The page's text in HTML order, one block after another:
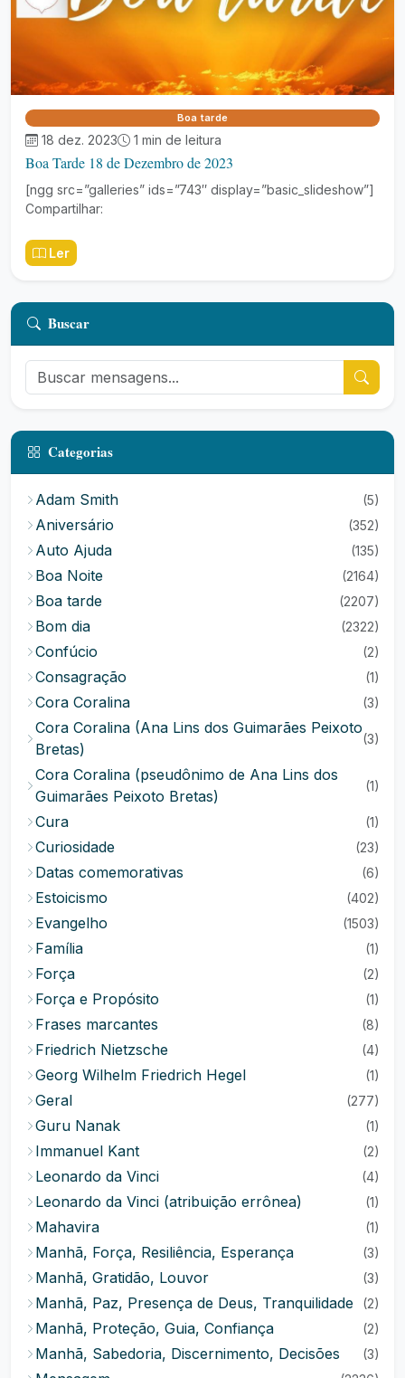
Boa tarde
18 dez. 2023 1 min de leitura
Boa Tarde 18 de Dezembro de 2023
[ngg src=”galleries” ids=”743″ display=”basic_slideshow”]
Compartilhar:
Ler
Buscar
Categorias
Adam Smith (5)
Aniversário (352)
Auto Ajuda (135)
Boa Noite (2164)
Boa tarde (2207)
Bom dia (2322)
Confúcio (2)
Consagração (1)
Cora Coralina (3)
Cora Coralina (Ana Lins dos Guimarães Peixoto
Bretas)
(3)
Cora Coralina (pseudônimo de Ana Lins dos
Guimarães Peixoto Bretas)
(1)
Cura (1)
Curiosidade (23)
Datas comemorativas (6)
Estoicismo (402)
Evangelho (1503)
Família (1)
Força (2)
Força e Propósito (1)
Frases marcantes (8)
Friedrich Nietzsche (4)
Georg Wilhelm Friedrich Hegel (1)
Geral (277)
Guru Nanak (1)
Immanuel Kant (2)
Leonardo da Vinci (4)
Leonardo da Vinci (atribuição errônea) (1)
Mahavira (1)
Manhã, Força, Resiliência, Esperança (3)
Manhã, Gratidão, Louvor (3)
Manhã, Paz, Presença de Deus, Tranquilidade (2)
Manhã, Proteção, Guia, Confiança (2)
Manhã, Sabedoria, Discernimento, Decisões (3)